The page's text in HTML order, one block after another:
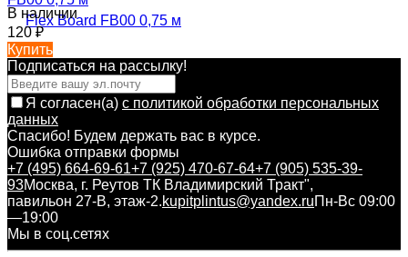
В наличии
120₽
Купить
Подписаться на рассылкy!
Я согласен(a) с политикой обработки персональных
данных
Спасибо! Будем держать вас в курсе.
Ошибка отправки формы
+7 (495) 664-69-61+7 (925) 470-67-64+7 (905) 535-39-
93Москва, г. Реутов ТК Владимирский Тракт",
павильон 27-В, этаж-2.kupitplintus@yandex.ruПн-Вс 09:00
—19:00
Мы в соц.сетях